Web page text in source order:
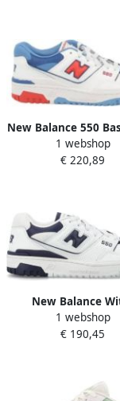
New Balance 550
Schoenen white
beschikbare
1 webshop
€ 220,89
New Balance
Vetersneakers voor
1 webshop
€ 190,45